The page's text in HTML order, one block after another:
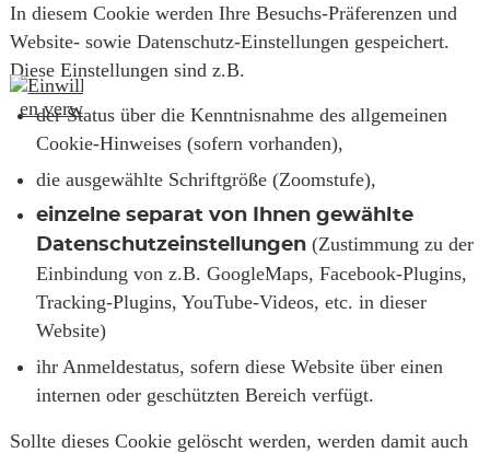
In diesem Cookie werden Ihre Besuchs-Präferenzen und
Website- sowie Datenschutz-Einstellungen gespeichert.
Diese Einstellungen sind z.B.
der Status über die Kenntnisnahme des allgemeinen
Cookie-Hinweises (sofern vorhanden),
die ausgewählte Schriftgröße (Zoomstufe),
einzelne separat von Ihnen gewählte
Datenschutzeinstellungen (Zustimmung zu der
Einbindung von z.B. GoogleMaps, Facebook-Plugins,
Tracking-Plugins, YouTube-Videos, etc. in dieser
Website)
ihr Anmeldestatus, sofern diese Website über einen
internen oder geschützten Bereich verfügt.
Sollte dieses Cookie gelöscht werden, werden damit auch